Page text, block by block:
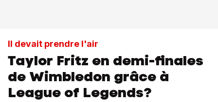
Il devait prendre l'air
Taylor Fritz en demi-finales
de Wimbledon grâce à
League of Legends?